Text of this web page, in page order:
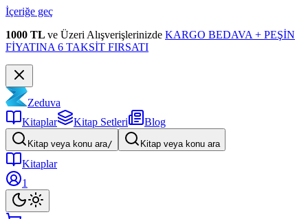
İçeriğe geç
1000 TL ve Üzeri Alışverişlerinizde KARGO BEDAVA + PEŞİN
FİYATINA 6 TAKSİT FIRSATI
Zeduva
Kitaplar
Kitap Setleri Blog
Kitap veya konu ara/ Kitap veya konu ara
Kitaplar
1